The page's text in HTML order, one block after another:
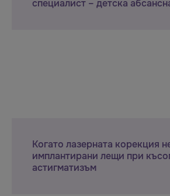
специалист – детска
Когато лазерната корекция
имплантирани лещи при
астигматизъм